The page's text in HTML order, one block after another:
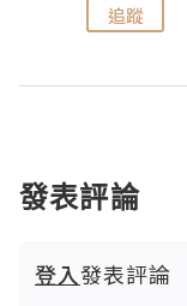
追蹤
發表評論
登入發表評論